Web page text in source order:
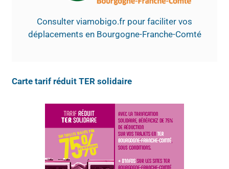
Consulter viamobigo.fr pour faciliter vos
déplacements en Bourgogne-Franche-Comté
Carte tarif réduit TER solidaire